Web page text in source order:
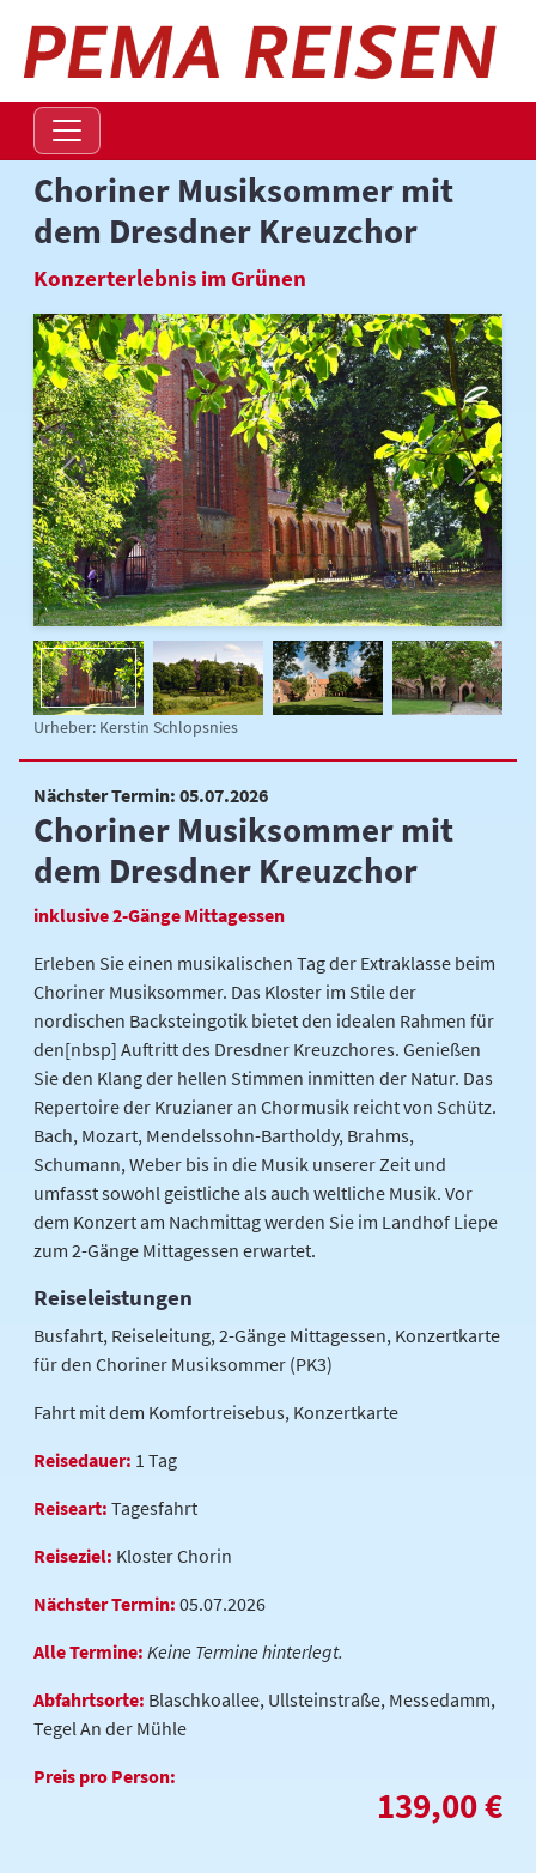
Navigation überspringen
Choriner Musiksommer mit
dem Dresdner Kreuzchor
Konzerterlebnis im Grünen
Urheber: Kerstin Schlopsnies
Nächster Termin: 05.07.2026
Choriner Musiksommer mit
dem Dresdner Kreuzchor
inklusive 2-Gänge Mittagessen
Erleben Sie einen musikalischen Tag der Extraklasse beim
Choriner Musiksommer. Das Kloster im Stile der
nordischen Backsteingotik bietet den idealen Rahmen für
den[nbsp] Auftritt des Dresdner Kreuzchores. Genießen
Sie den Klang der hellen Stimmen inmitten der Natur. Das
Repertoire der Kruzianer an Chormusik reicht von Schütz.
Bach, Mozart, Mendelssohn-Bartholdy, Brahms,
Schumann, Weber bis in die Musik unserer Zeit und
umfasst sowohl geistliche als auch weltliche Musik. Vor
dem Konzert am Nachmittag werden Sie im Landhof Liepe
zum 2-Gänge Mittagessen erwartet.
Reiseleistungen
Busfahrt, Reiseleitung, 2-Gänge Mittagessen, Konzertkarte
für den Choriner Musiksommer (PK3)
Fahrt mit dem Komfortreisebus, Konzertkarte
Reisedauer: 1 Tag
Reiseart: Tagesfahrt
Reiseziel: Kloster Chorin
Nächster Termin: 05.07.2026
Alle Termine: Keine Termine hinterlegt.
Abfahrtsorte: Blaschkoallee, Ullsteinstraße, Messedamm,
Tegel An der Mühle
Preis pro Person:
139,00 €